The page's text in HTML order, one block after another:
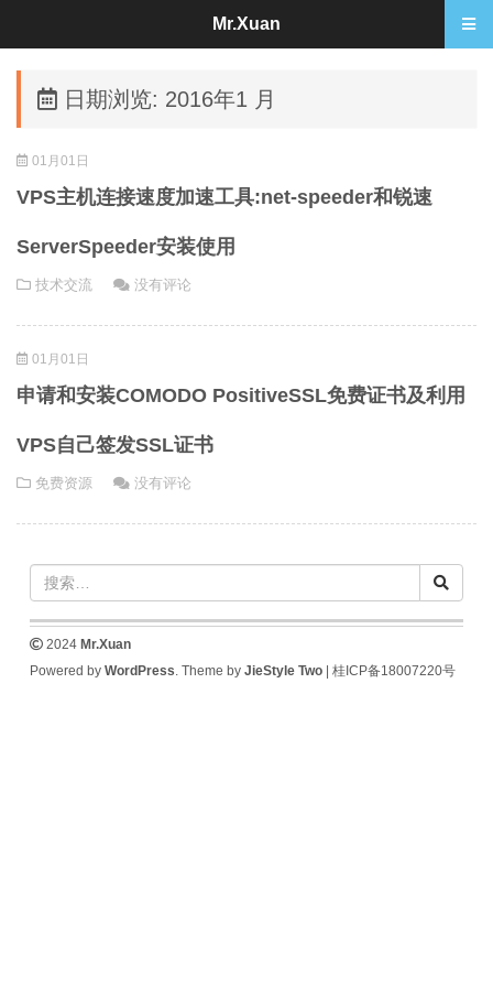
日期浏览: 2016年1 月
01月01日
VPS主机连接速度加速工具:net-speeder和锐速
ServerSpeeder安装使用
技术交流 没有评论
01月01日
申请和安装COMODO PositiveSSL免费证书及利用
VPS自己签发SSL证书
免费资源 没有评论
2024 Mr.Xuan
Powered by WordPress. Theme by JieStyle Two| 桂ICP备18007220号
Mr.Xuan